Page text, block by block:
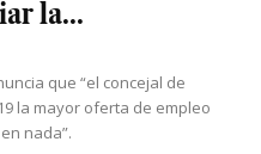
la...
que “el concejal de
la mayor oferta de empleo
nada”.